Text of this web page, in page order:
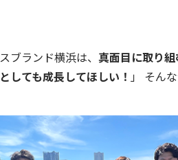
ブランド横浜は、 真面目に取り
しても成長してほしい！ 」 そん